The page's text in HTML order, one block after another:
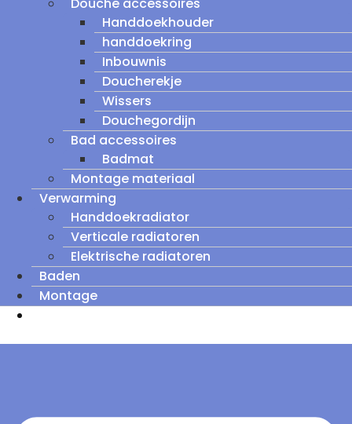
Handdoekhouder
handdoekring
Inbouwnis
Doucherekje
Wissers
Douchegordijn
Bad accessoires
Badmat
Montage materiaal
Verwarming
Handdoekradiator
Verticale radiatoren
Elektrische radiatoren
Baden
Montage